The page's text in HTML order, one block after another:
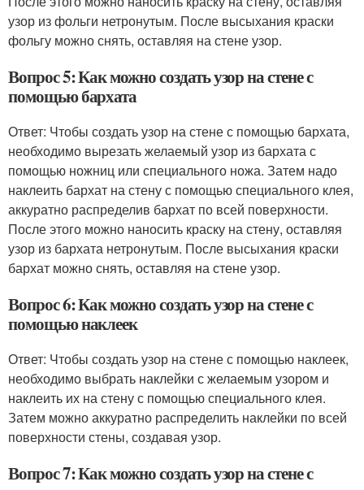
узор из фольги нетронутым. После высыхания краски
фольгу можно снять, оставляя на стене узор.
Вопрос 5: Как можно создать узор на стене с
помощью бархата
Ответ: Чтобы создать узор на стене с помощью бархата,
необходимо вырезать желаемый узор из бархата с
помощью ножниц или специального ножа. Затем надо
наклеить бархат на стену с помощью специального клея,
аккуратно распределив бархат по всей поверхности.
После этого можно наносить краску на стену, оставляя
узор из бархата нетронутым. После высыхания краски
бархат можно снять, оставляя на стене узор.
Вопрос 6: Как можно создать узор на стене с
помощью наклеек
Ответ: Чтобы создать узор на стене с помощью наклеек,
необходимо выбрать наклейки с желаемым узором и
наклеить их на стену с помощью специального клея.
Затем можно аккуратно распределить наклейки по всей
поверхности стены, создавая узор.
Вопрос 7: Как можно создать узор на стене с